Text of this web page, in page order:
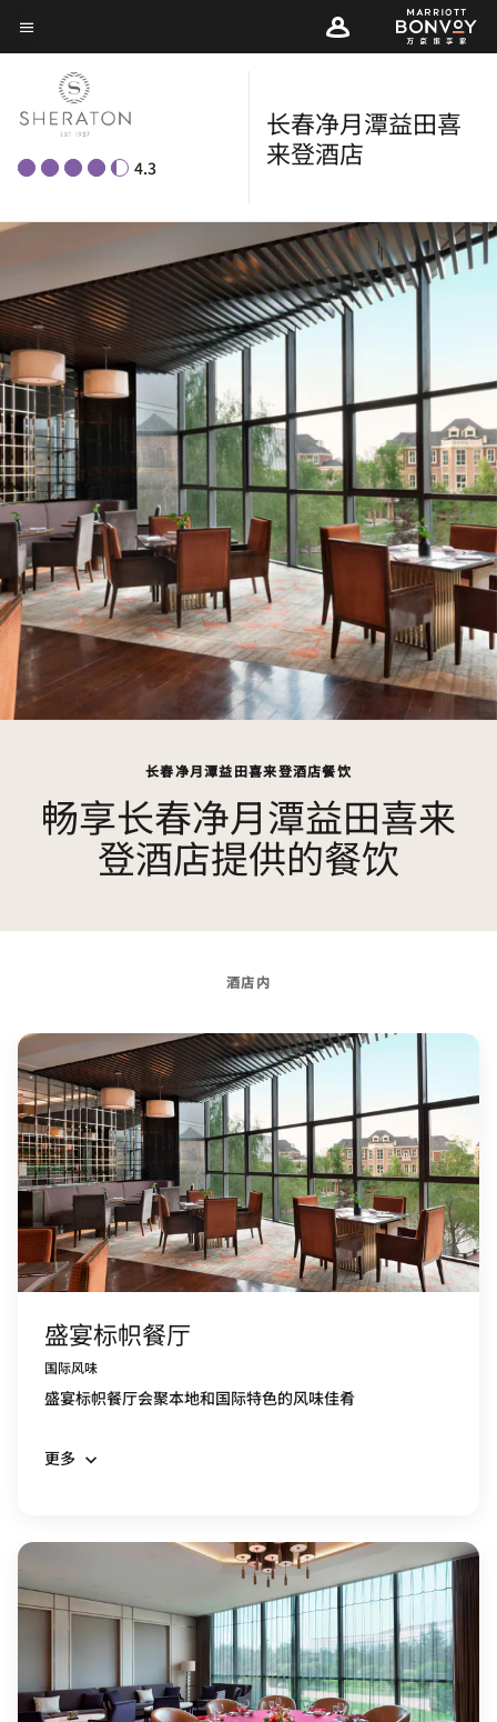
Skip
to
main
content
菜单文本
4.3
长春净月潭益田喜
来登酒店
长春净月潭益田喜来登酒店餐饮
畅享长春净月潭益田喜来
登酒店提供的餐饮
酒店内
盛宴标帜餐厅
国际风味
盛宴标帜餐厅会聚本地和国际特色的风味佳肴
更多